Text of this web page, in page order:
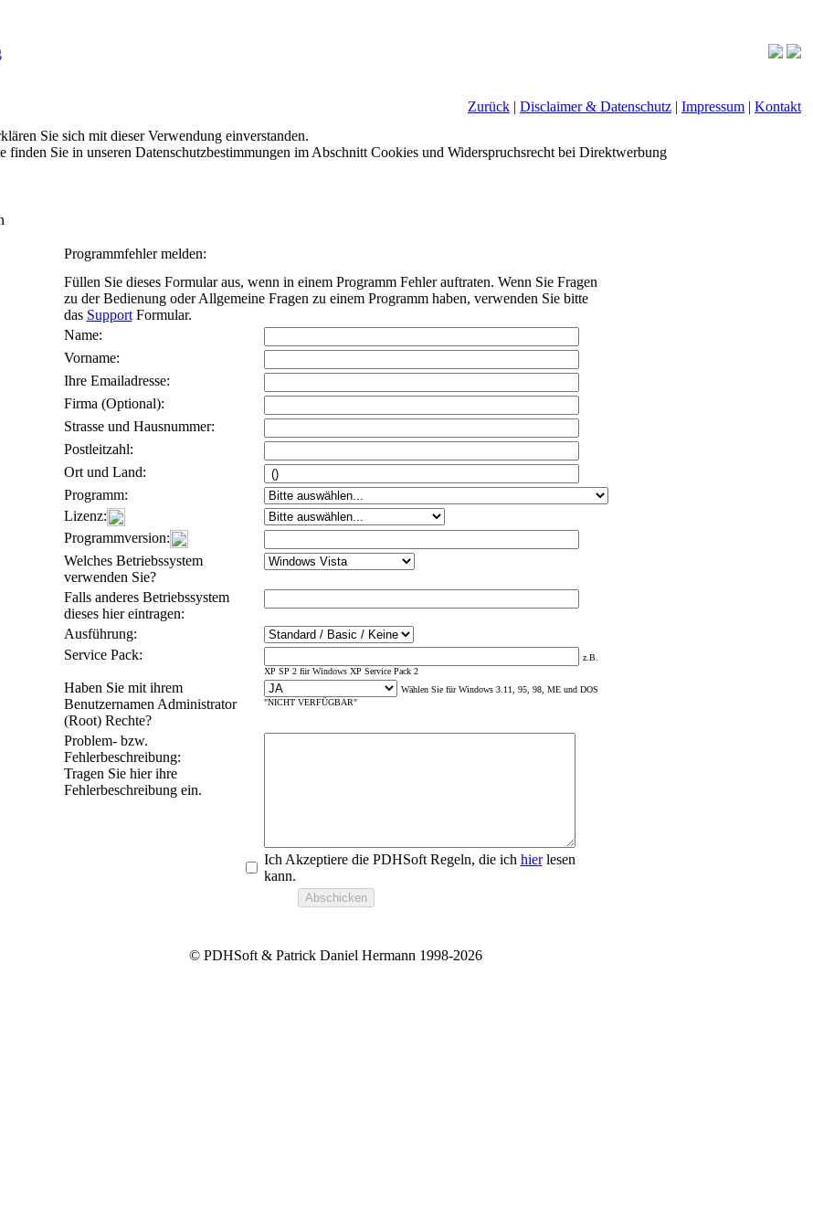
Zurück | Disclaimer & Datenschutz | Impressum | Kontakt
Sie sich mit dieser Verwendung einverstanden.
Sie in unseren Datenschutzbestimmungen im Abschnitt Cookies und Widerspruchsrecht bei Direktwerbung
Programmfehler melden:
Füllen Sie dieses Formular aus, wenn in einem Programm Fehler auftraten. Wenn Sie Fragen
zu der Bedienung oder Allgemeine Fragen zu einem Programm haben, verwenden Sie bitte
das SupportFormular.
Name:
Vorname:
Ihre Emailadresse:
Firma (Optional):
Strasse und Hausnummer:
Postleitzahl:
Ort und Land:
Programm:
Lizenz:
Programmversion:
Welches Betriebssystem
verwenden Sie?
Falls anderes Betriebssystem
dieses hier eintragen:
Ausführung:
Service Pack:
z.B.
XP SP 2 für Windows XP Service Pack 2
Haben Sie mit ihrem
Benutzernamen Administrator
(Root) Rechte?
Wählen Sie für Windows 3.11, 95, 98, ME und DOS
"NICHT VERFÜGBAR"
Problem- bzw.
Fehlerbeschreibung:
Tragen Sie hier ihre
Fehlerbeschreibung ein.
Ich Akzeptiere die PDHSoft Regeln, die ich hierlesen
kann.
© PDHSoft & Patrick Daniel Hermann 1998-2026